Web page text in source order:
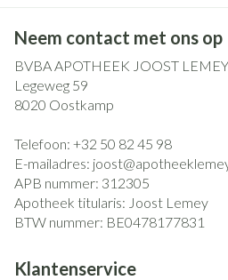
Neem contact met ons op
BVBA APOTHEEK JOOST LEMEY
Legeweg 59
8020 Oostkamp
Telefoon: +32 50 82 45 98
E-mailadres: joost@
APB nummer: 312305
Apotheek titularis: Joost Lemey
BTW nummer: BE0478177831
Klantenservice